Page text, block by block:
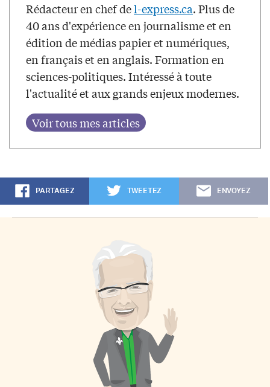
Rédacteur en chef del-express.ca. Plus de
40 ans d'expérience en journalisme et en
édition de médias papier et numériques,
en français et en anglais. Formation en
sciences-politiques. Intéressé à toute
l'actualité et aux grands enjeux modernes.
PARTAGEZ TWEETEZ ENVOYEZ